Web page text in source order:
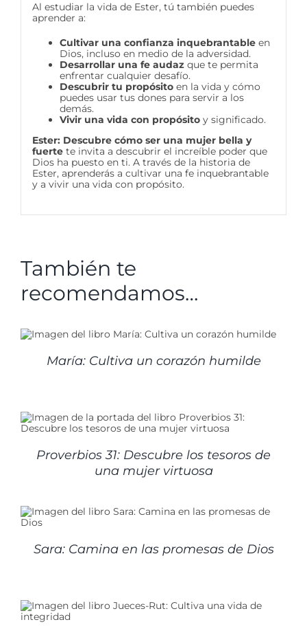
Al estudiar la vida de Ester, tú también puedes
aprender a:
Cultivar una confianza inquebrantableen
Dios, incluso en medio de la adversidad.
Desarrollar una fe audazque te permita
enfrentar cualquier desafío.
Descubrir tu propósitoen la vida y cómo
puedes usar tus dones para servir a los
demás.
Vivir una vida con propósitoy significado.
Ester: Descubre cómo ser una mujer bella y
fuertete invita a descubrir el increíble poder que
Dios ha puesto en ti. A través de la historia de
Ester, aprenderás a cultivar una fe inquebrantable
y a vivir una vida con propósito.
También te
recomendamos…
María: Cultiva un corazón humilde
Proverbios 31: Descubre los tesoros de
una mujer virtuosa
Sara: Camina en las promesas de Dios